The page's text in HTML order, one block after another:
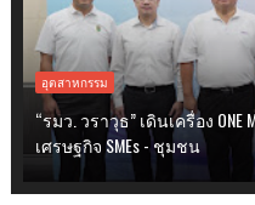
อุตสาหกรรม
“รมว. วราวุธ” เดินเครื่อง
เศรษฐกิจ SMEs - ชุมชน